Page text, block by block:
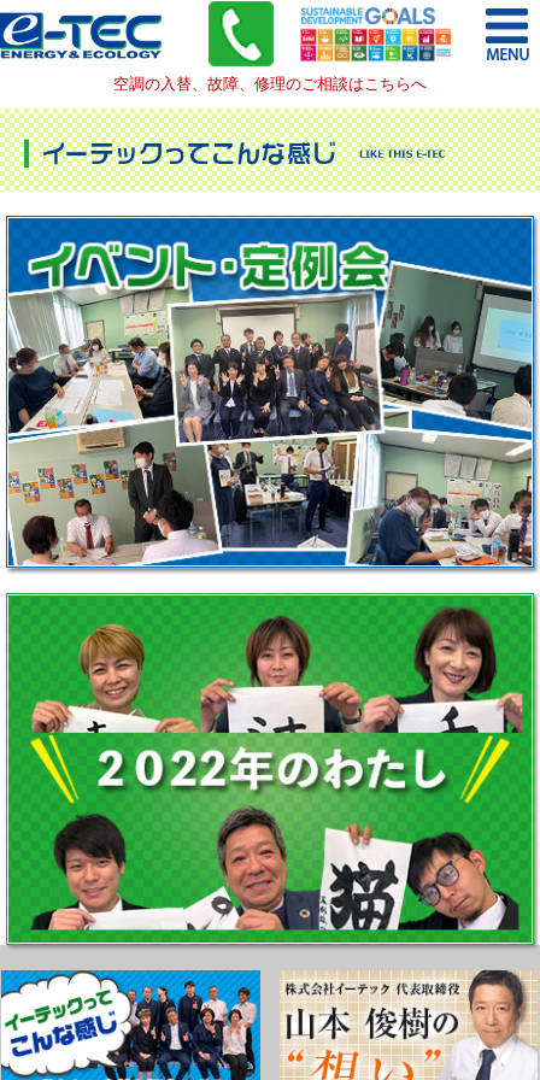
空調の入替、故障、修理のご相談はこちらへ